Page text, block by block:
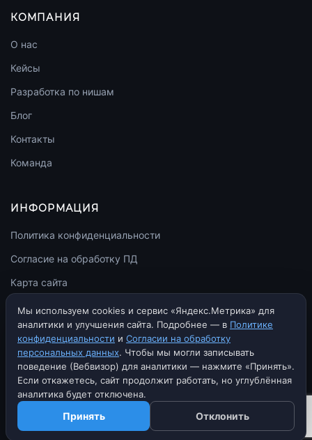
КОМПАНИЯ
О нас
Кейсы
Разработка по нишам
Блог
Контакты
Команда
ИНФОРМАЦИЯ
Политика конфиденциальности
Согласие на обработку ПД
Карта сайта
llms.txt
© 2010–2026 rekkom.agency. Все права защищены.
Политика конфиденциальностиСогласие на обработку ПД
ИП Гугуян Дмитрий АнатольевичИНН 010511584602
ОГРНИП 324010000009595
Республика Адыгея, г. Майкоп
Мы используем cookies и сервис «Яндекс.Метрика» для
аналитики и улучшения сайта. Подробнее — в Политике
конфиденциальности и Согласии на обработку
персональных данных. Чтобы мы могли записывать
поведение (Вебвизор) для аналитики — нажмите «Принять».
Если откажетесь, сайт продолжит работать, но углублённая
аналитика будет отключена.
Принять Отклонить